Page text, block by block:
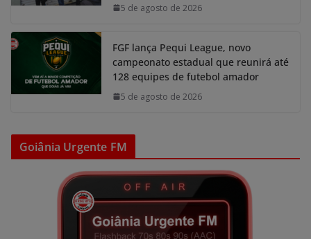
5 de agosto de 2026
FGF lança Pequi League, novo
campeonato estadual que reunirá até
128 equipes de futebol amador
5 de agosto de 2026
Goiânia Urgente FM